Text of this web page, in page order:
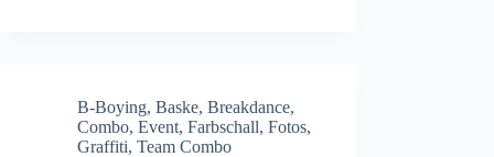
B-Boying, Baske, Breakdance,
Combo, Event, Farbschall, Fotos,
Graffiti, Team Combo